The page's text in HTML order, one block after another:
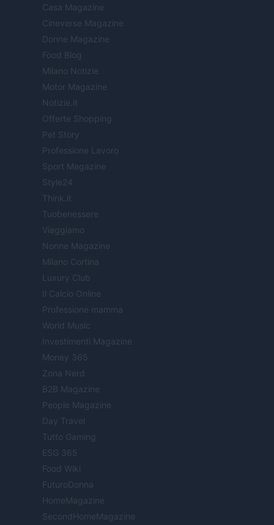
Casa Magazine
Cineverse Magazine
Donne Magazine
Food Blog
Milano Notizie
Motor Magazine
Notizie.it
Offerte Shopping
Pet Story
Professione Lavoro
Sport Magazine
Style24
Think.it
Tuobenessere
Viaggiamo
Nonne Magazine
Milano Cortina
Luxury Club
Il Calcio Online
Professione mamma
World Music
Investimenti Magazine
Money 365
Zona Nerd
B2B Magazine
People Magazine
Day Travel
Tutto Gaming
ESG 365
Food Wiki
FuturoDonna
HomeMagazine
SecondHomeMagazine